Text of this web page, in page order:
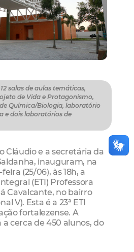
salas de aulas temáticas,
de Vida e Protagonismo,
Química/Biologia, laboratório
e dois laboratórios de
Cláudio e a secretária da
inauguram, na
(25/06), às 18h, a
(ETI) Professora
Cavalcante, no bairro
V). Esta é a 23ª ETI
fortalezense. A
cerca de 450 alunos, do